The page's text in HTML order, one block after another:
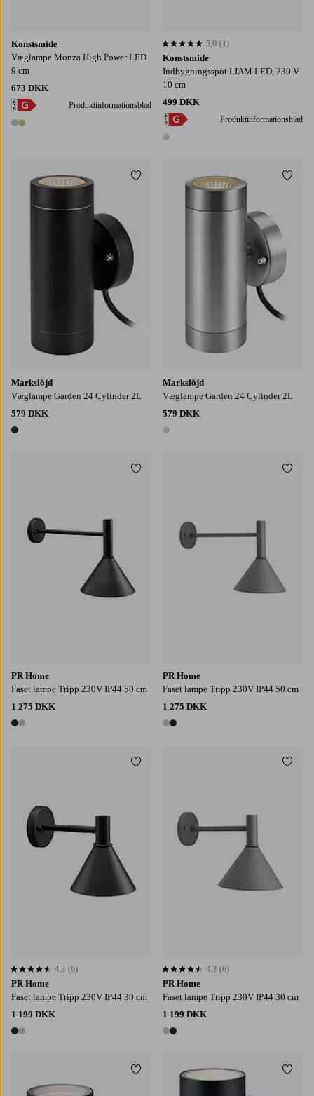
Konstsmide
Væglampe Monza High Power LED
9 cm
673 DKK
Produktinformationsblad
2 farver
Konstsmide
Indbygningsspot LIAM LED, 230 V
10 cm
499 DKK
Produktinformationsblad
1 farve
5,0 baseret på 1 bedømmelser
5,0 (1)
Markslöjd
Væglampe Garden 24 Cylinder 2L
579 DKK
1 farve
Tilføj til favoritter
Markslöjd
Væglampe Garden 24 Cylinder 2L
579 DKK
1 farve
PR Home
Faset lampe Tripp 230V IP44 50 cm
1 275 DKK
2 farver
Tilføj til favoritter
PR Home
Faset lampe Tripp 230V IP44 50 cm
1 275 DKK
2 farver
PR Home
Faset lampe Tripp 230V IP44 30 cm
1 199 DKK
2 farver
4,3 baseret på 6 bedømmelser
4,3 (6)
Tilføj til favoritter
PR Home
Faset lampe Tripp 230V IP44 30 cm
1 199 DKK
2 farver
4,3 baseret på 6 bedømmelser
4,3 (6)
Tilføj til favoritter